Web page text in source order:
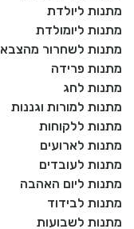
מתנות ליולדת
מתנות ליומולדת
מתנות לשחרור מהצבא
מתנות פרידה
מתנות לחג
מתנות למורות וגננות
מתנות ללקוחות
מתנות לארועים
מתנות לעובדים
מתנות ליום האהבה
מתנות לבידוד
מתנות לשבועות